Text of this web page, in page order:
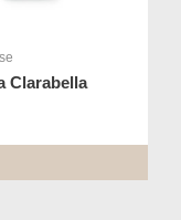
Clarabella